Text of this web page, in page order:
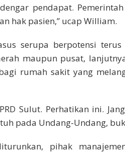
pendapat.
hak pasien,” ucap William.
serupa berpotensi
maupun pusat,
rumah sakit yang
Sulut. Perhatikan ini.
pada Undang-Undang,
pihak